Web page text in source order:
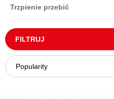
Trzpienie przebić
FILTRUJ